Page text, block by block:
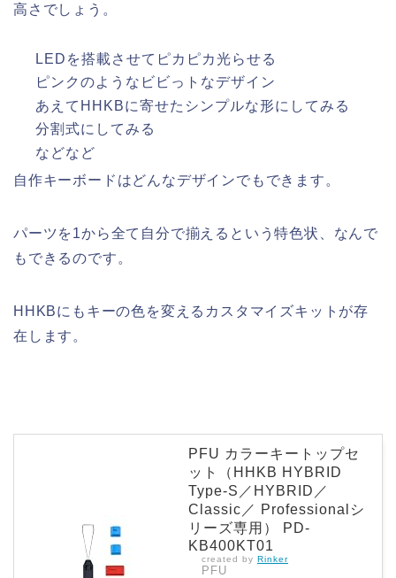
高さでしょう。
LEDを搭載させてピカピカ光らせる
ピンクのようなビビっトなデザイン
あえてHHKBに寄せたシンプルな形にしてみる
分割式にしてみる
などなど
自作キーボードはどんなデザインでもできます。
パーツを1から全て自分で揃えるという特色状、なんで
もできるのです。
HHKBにもキーの色を変えるカスタマイズキットが存
在します。
PFU カラーキートップセ
ット（HHKB HYBRID
Type-S／HYBRID／
Classic／ Professionalシ
リーズ専用） PD-
KB400KT01
created by Rinker
PFU